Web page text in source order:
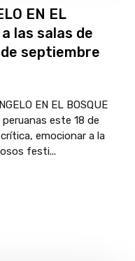
EN EL
a las salas de
septiembre
EN EL BOSQUE
peruanas este 18 de
emocionar a la
festi...